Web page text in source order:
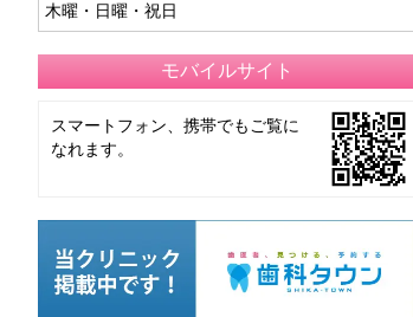
木曜・日曜・祝日
モバイルサイト
スマートフォン、携帯でもご覧に
なれます。